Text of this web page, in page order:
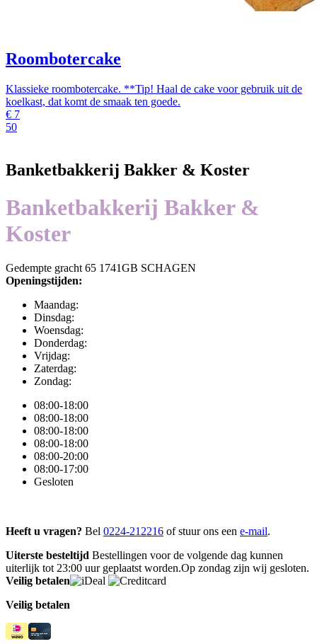
Roombotercake
Klassieke roombotercake. **Tip! Haal de cake voor gebruik uit de
koelkast, dat komt de smaak ten goede.
€ 7
50
Banketbakkerij Bakker & Koster
Banketbakkerij Bakker &
Koster
Gedempte gracht 65 1741GB SCHAGEN
Openingstijden:
Maandag:
Dinsdag:
Woensdag:
Donderdag:
Vrijdag:
Zaterdag:
Zondag:
08:00-18:00
08:00-18:00
08:00-18:00
08:00-18:00
08:00-20:00
08:00-17:00
Gesloten
Heeft u vragen? Bel 0224-212216 of stuur ons een e-mail.
Uiterste besteltijd Bestellingen voor de volgende dag kunnen
uiterlijk tot 23:00 uur geplaatst worden.Op zondag zijn wij gesloten.
Veilig betalen
Veilig betalen